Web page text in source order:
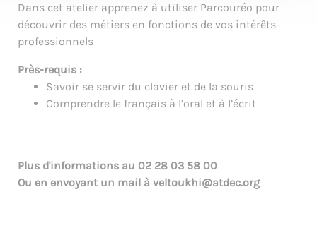
Dans cet atelier apprenez à utiliser Parcouréo pour
découvrir des métiers en fonctions de vos intérêts
professionnels
Près-requis :
Savoir se servir du clavier et de la souris
Comprendre le français à l’oral et à l’écrit
Plus d'informations au 02 28 03 58 00
Ou en envoyant un mail à veltoukhi@atdec.org